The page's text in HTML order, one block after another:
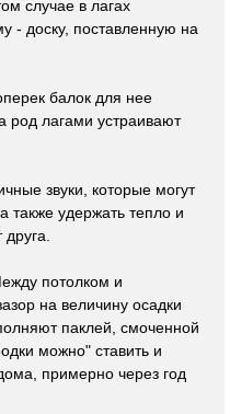
случае в лагах
- доску, поставленную на
балок для нее
род лагами устраивают
звуки, которые могут
также удержать тепло и
потолком и
на величину осадки
паклей, смоченной
можно" ставить и
примерно через год